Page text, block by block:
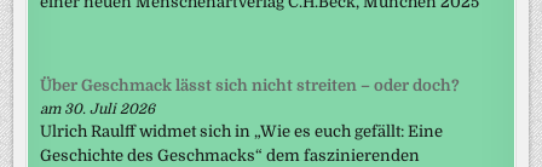
Über Geschmack lässt sich nicht streiten – oder doch?
am 30. Juli 2026
Ulrich Raulff widmet sich in „Wie es euch gefällt: Eine
Geschichte des Geschmacks“ dem faszinierenden